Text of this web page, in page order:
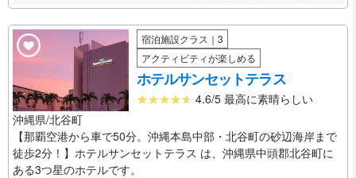
宿泊施設クラス｜3
アクティビティが楽しめる
ホテルサンセットテラス
4.6/5 最高に素晴らしい
沖縄県/北谷町
【那覇空港から車で50分。沖縄本島中部・北谷町の砂辺海岸まで
徒歩2分！】ホテルサンセットテラス は、沖縄県中頭郡北谷町に
ある3つ星のホテルです。